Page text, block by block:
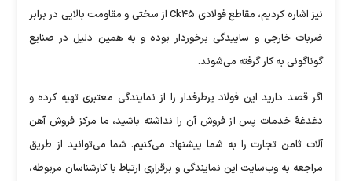
نیز اشاره کردیم، مقاطع فولادی Ck۴۵ از سختی و مقاومت بالایی در برابر
ضربات خارجی و ساییدگی برخوردار بوده و به همین دلیل در صنایع
گوناگونی به کار گرفته می‌شوند.
اگر قصد دارید این فولاد پرطرفدار را از نمایندگی معتبری تهیه کرده و
دغدغۀ خدمات پس از فروش آن را نداشته باشید، ما مرکز فروش آهن
آلات ثامن تجارت را به شما پیشنهاد می‌کنیم. شما می‌توانید از طریق
مراجعه به وب‌سایت این نمایندگی و برقراری ارتباط با کارشناسان مربوطه،